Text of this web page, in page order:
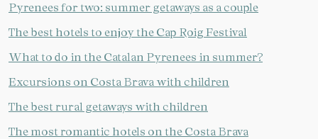
Pyrenees for two: summer getaways as a couple
The best hotels to enjoy the Cap Roig Festival
What to do in the Catalan Pyrenees in summer?
Excursions on Costa Brava with children
The best rural getaways with children
The most romantic hotels on the Costa Brava